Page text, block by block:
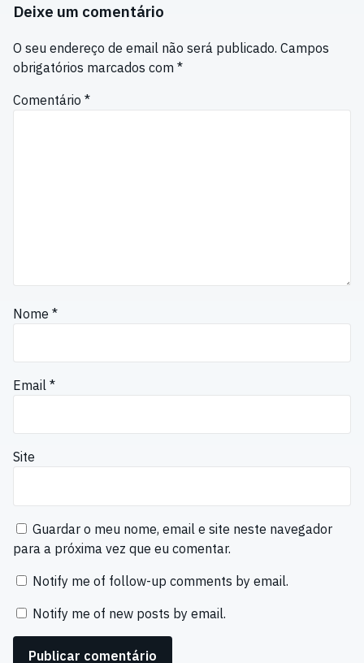
Deixe um comentário
O seu endereço de email não será publicado. Campos
obrigatórios marcados com *
Comentário *
Nome *
Email *
Site
Guardar o meu nome, email e site neste navegador
para a próxima vez que eu comentar.
Notify me of follow-up comments by email.
Notify me of new posts by email.